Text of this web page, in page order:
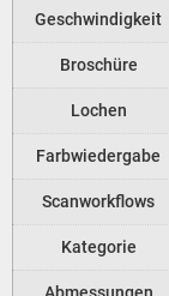
Geschwindigkeit
Broschüre
Lochen
Farbwiedergabe
Scanworkflows
Kategorie